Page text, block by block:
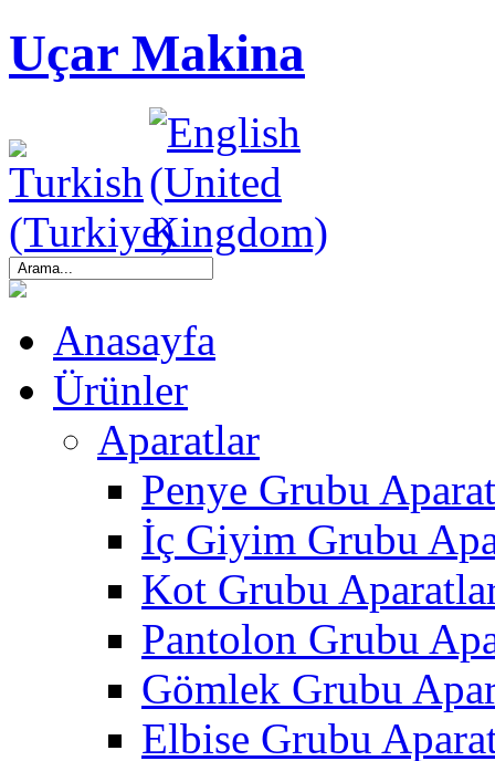
Uçar Makina
Anasayfa
Ürünler
Aparatlar
Penye Grubu
İç Giyim Grubu
Kot Grubu
Pantolon Grubu
Gömlek Grubu
Elbise Grubu